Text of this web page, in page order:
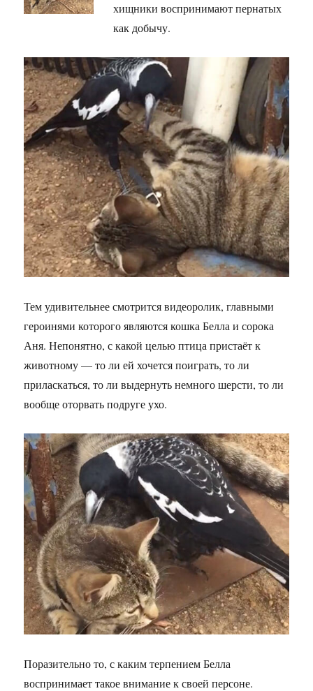
хищники воспринимают пернатых
как добычу.
Тем удивительнее смотрится видеоролик, главными
героинями которого являются кошка Белла и сорока
Аня. Непонятно, с какой целью птица пристаёт к
животному — то ли ей хочется поиграть, то ли
приласкаться, то ли выдернуть немного шерсти, то ли
вообще оторвать подруге ухо.
Поразительно то, с каким терпением Белла
воспринимает такое внимание к своей персоне.